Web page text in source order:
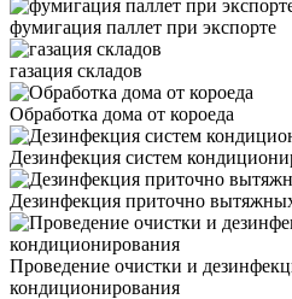
фумигация паллет при экспорте
газация складов
Обработка дома от короеда
Дезинфекция систем
Дезинфекция приточно
Проведение очистки и
кондиционирования